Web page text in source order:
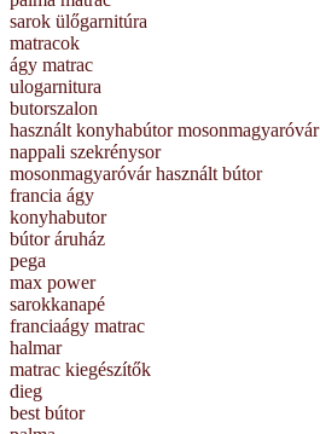
sarok ülőgarnitúra
matracok
ágy matrac
ulogarnitura
butorszalon
használt konyhabútor mosonmagyaróvár
nappali szekrénysor
mosonmagyaróvár használt bútor
francia ágy
konyhabutor
bútor áruház
pega
max power
sarokkanapé
franciaágy matrac
halmar
matrac kiegészítők
dieg
best bútor